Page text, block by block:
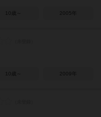
10歳～ 2005年
10歳～ 2009年